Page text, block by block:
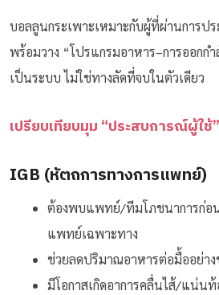
บอลลูนกระเพาะเหมาะกับผู้ที่ผ่านการป
พร้อมวาง “โปรแกรมอาหาร–การออกก
เป็นระบบ ไม่ใช่ทางลัดที่จบในตัวเดียว
เปรียบเทียบมุม “ประสบการณ์ผู้ใช้
IGB (หัตถการทางการแพทย์)
ต้องพบแพทย์/ทีมโภชนาการก่อ
แพทย์เฉพาะทาง
ช่วยลดปริมาณอาหารต่อมื้ออย่า
มีโอกาสเกิดอาการคลื่นไส้/แน่น